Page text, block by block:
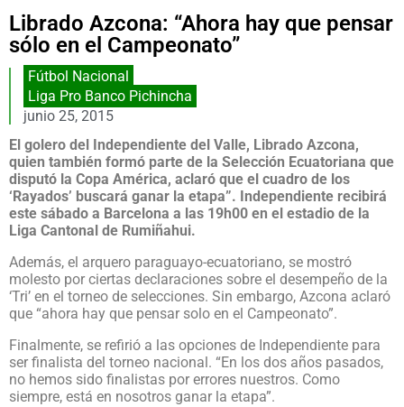
Librado Azcona: “Ahora hay que pensar
Fútbol Nacional
Liga Pro Banco Pichincha
junio 25, 2015
El golero del Independiente del Valle, Librado Azcona,
quien también formó parte de la Selección Ecuatoriana que
disputó la Copa América, aclaró que el cuadro de los
‘Rayados’ buscará ganar la etapa”. Independiente recibirá
este sábado a Barcelona a las 19h00 en el estadio de la
Liga Cantonal de Rumiñahui.
Además, el arquero paraguayo-ecuatoriano, se mostró
molesto por ciertas declaraciones sobre el desempeño de la
‘Tri’ en el torneo de selecciones. Sin embargo, Azcona aclaró
que “ahora hay que pensar solo en el Campeonato”.
Finalmente, se refirió a las opciones de Independiente para
ser finalista del torneo nacional. “En los dos años pasados,
no hemos sido finalistas por errores nuestros. Como
siempre, está en nosotros ganar la etapa”.